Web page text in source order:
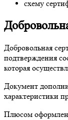
схему
Добровольная
подтверждения
которая
Документ
характеристики
Плюсом